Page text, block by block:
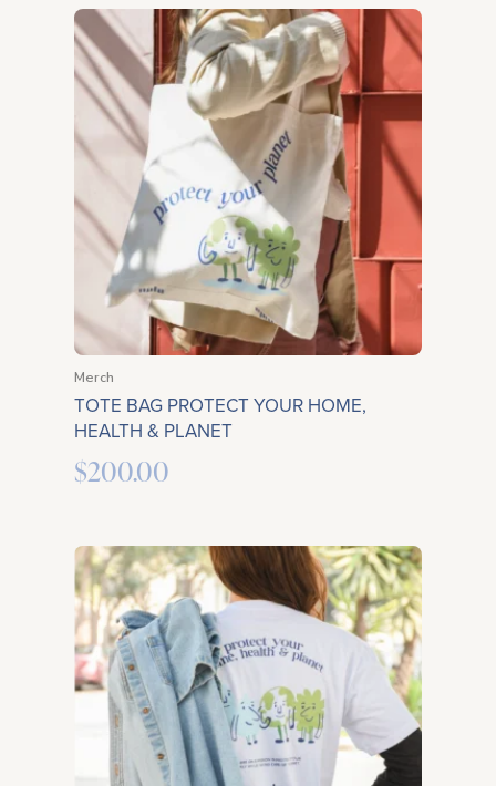
Merch
TOTE BAG PROTECT YOUR HOME,
HEALTH & PLANET
$200.00